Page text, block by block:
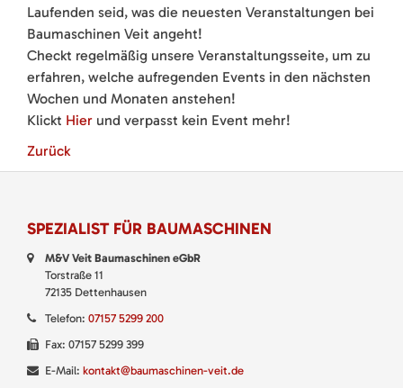
Laufenden seid, was die neuesten Veranstaltungen bei
Baumaschinen Veit angeht!
Checkt regelmäßig unsere Veranstaltungsseite, um zu
erfahren, welche aufregenden Events in den nächsten
Wochen und Monaten anstehen!
Klickt Hier und verpasst kein Event mehr!
Zurück
SPEZIALIST FÜR BAUMASCHINEN
M&V Veit Baumaschinen eGbR
Torstraße 11
72135 Dettenhausen
Telefon: 07157 5299 200
Fax: 07157 5299 399
E-Mail: kontakt@baumaschinen-veit.de